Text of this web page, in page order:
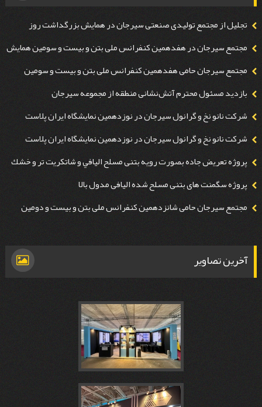
تجلیل از مجتمع تولیدی صنعتی سیرجان در همايش بزرگداشت روز
مجتمع سيرجان در هفدهمين كنفرانس ملی بتن و بیست و سومين همايش
مجتمع سيرجان حامی هفدهمين كنفرانس ملی بتن و بیست و سومين
بازدید مسئول محترم آتش‌نشانی منطقه از مجموعه سیرجان
شرکت نانو نخ و گرانول سیرجان در نوزدهمین نمايشگاه ايران پلاست
شرکت نانو نخ و گرانول سیرجان در نوزدهمین نمايشگاه ايران پلاست
پروژه تعريض جاده بصورت رويه بتنی مسلح اليافي و شاتكريت تر و خشك
پروژه سگمنت های بتنی مسلح شده اليافی مدول بالا
مجتمع سيرجان حامی شانزدهمين كنفرانس ملی بتن و بیست و دومين
آخرین تصاویر
هفدهمين